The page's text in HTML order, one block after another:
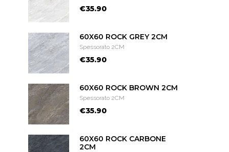
€35.90
60X60 ROCK GREY 2CM
Spessorato 2CM
€35.90
60X60 ROCK BROWN 2CM
Spessorato 2CM
€35.90
60X60 ROCK CARBONE
2CM